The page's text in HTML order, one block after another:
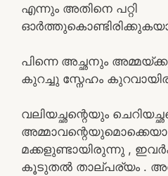
എന്നും അതിനെ പറ്റി
പിന്നെ അച്ഛനും
കുറച്ചു സ്നേഹം
വലിയച്ഛന്റെയും
മക്കളുണ്ടായിരുന്നു ,
കൂടുതൽ താല്പര്യം .